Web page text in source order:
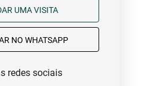
AGENDAR UMA VISITA
NO WHATSAPP
redes sociais